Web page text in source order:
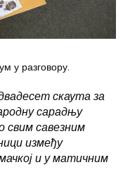
у разговору.
скаута за
сарадњу
свим савезним
између
и у матичним